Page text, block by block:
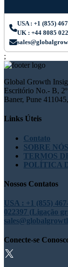
USA : +1 (855)
UK : +44 8085
;
Global Growth
Escritório No.- B,
Baner, Pune
Links Úteis
Contato
SOBRE NÓS
TERMOS
POLÍTICA
Nossos Contatos
USA : +1 (855)
022397 (Ligação
Conecte-se